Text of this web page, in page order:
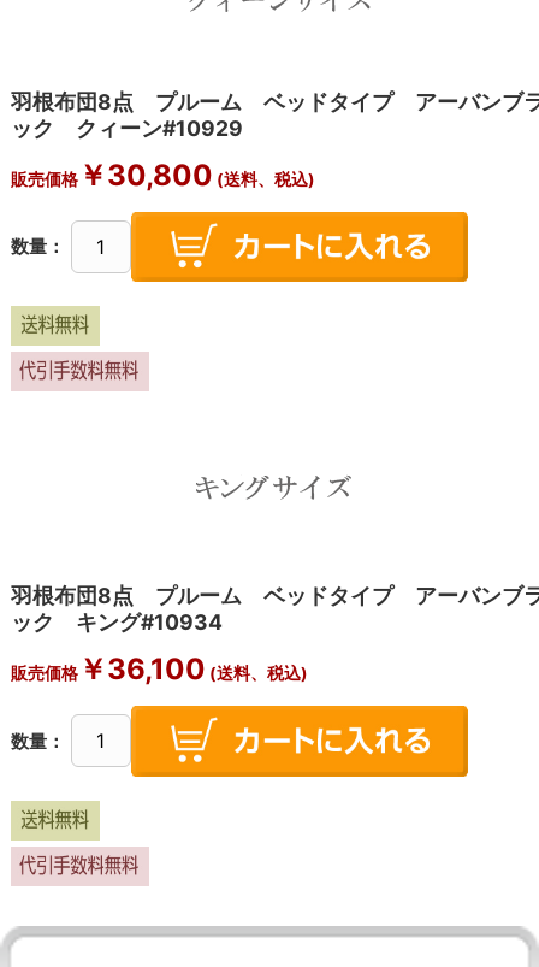
羽根布団8点 プルーム ベッドタイプ アーバンブ
ック クィーン#10929
販売価格￥30,800 (送料、税込)
数量：
羽根布団8点 プルーム ベッドタイプ アーバンブ
ック キング#10934
販売価格￥36,100 (送料、税込)
数量：